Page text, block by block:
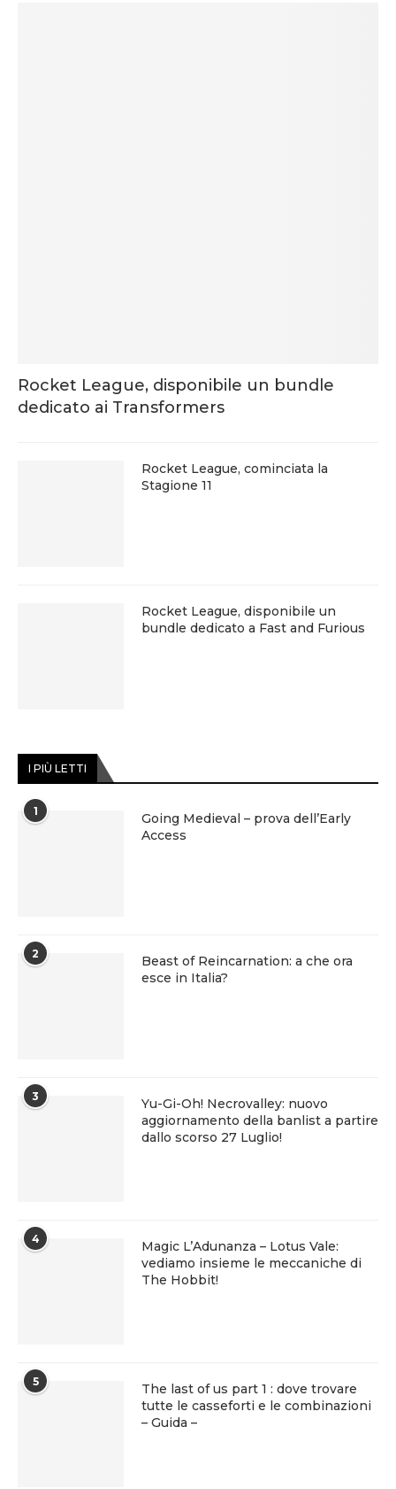
Rocket League, disponibile un bundle
dedicato ai Transformers
Rocket League, cominciata la
Stagione 11
Rocket League, disponibile un
bundle dedicato a Fast and Furious
I PIÙ LETTI
1
Going Medieval – prova dell’Early
Access
2
Beast of Reincarnation: a che ora
esce in Italia?
3
Yu-Gi-Oh! Necrovalley: nuovo
aggiornamento della banlist a partire
dallo scorso 27 Luglio!
4
Magic L’Adunanza – Lotus Vale:
vediamo insieme le meccaniche di
The Hobbit!
5
The last of us part 1 : dove trovare
tutte le casseforti e le combinazioni
– Guida –